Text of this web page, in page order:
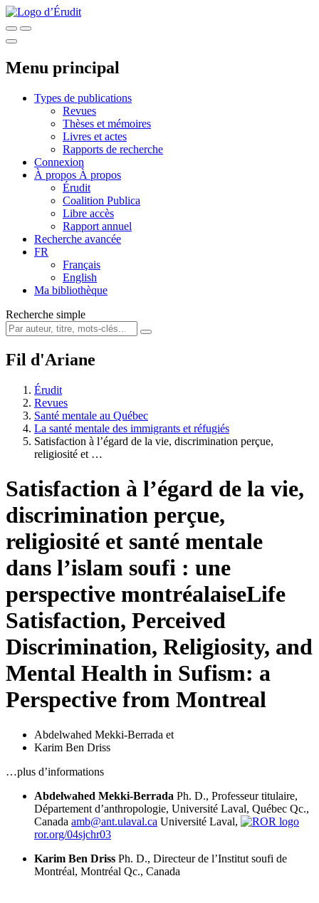
Menu principal
Types de publications
Revues
Thèses et mémoires
Livres et actes
Rapports de recherche
Connexion
À propos À propos
Érudit
Coalition Publica
Libre accès
Rapport annuel
Recherche avancée
FR
Français
English
Ma bibliothèque
Recherche simple
Fil d'Ariane
Érudit
Revues
Santé mentale au Québec
La santé mentale des immigrants et réfugiés
Satisfaction à l’égard de la vie, discrimination perçue,
religiosité et …
Satisfaction à l’égard de la vie,
discrimination perçue,
religiosité et santé mentale
dans l’islam soufi : une
perspective montréalaiseLife
Satisfaction, Perceived
Discrimination, Religiosity, and
Mental Health in Sufism: a
Perspective from Montreal
Abdelwahed Mekki-Berrada et
Karim Ben Driss
…plus d’informations
Abdelwahed Mekki-Berrada Ph. D., Professeur titulaire,
Département d’anthropologie, Université Laval, Québec Qc.,
Canada amb@ant.ulaval.ca Université Laval,
ror.org/04sjchr03
Karim Ben Driss Ph. D., Directeur de l’Institut soufi de
Montréal, Montréal Qc., Canada